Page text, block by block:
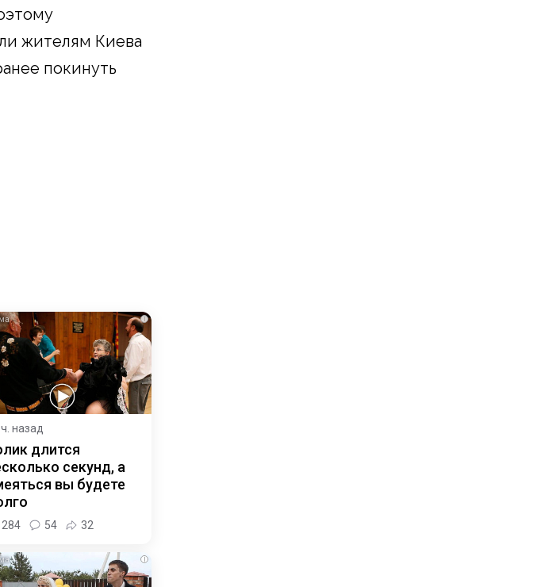
жителям Киева
покинуть
i
назад
длится
секунд, а
вы будете
284 54 32
i